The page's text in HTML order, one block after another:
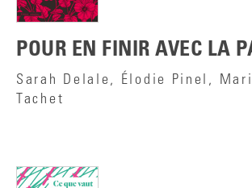
POUR EN FINIR AVEC LA
Sarah Delale, Élodie Pinel,
Tachet